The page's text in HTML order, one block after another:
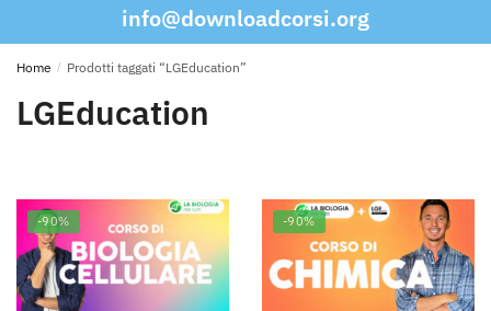
info@downloadcorsi.org
Home / Prodotti taggati “LGEducation”
LGEducation
-90% -90%